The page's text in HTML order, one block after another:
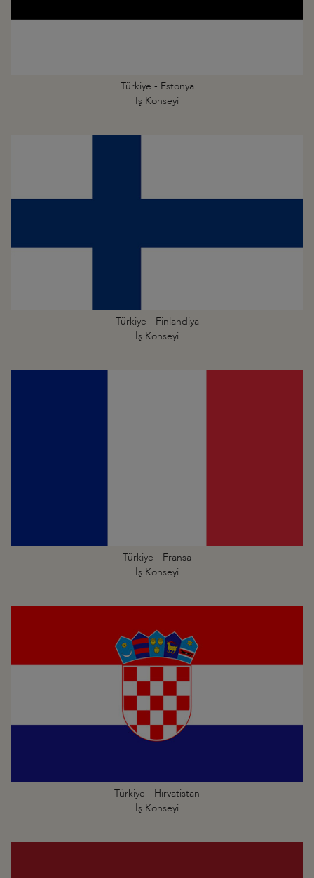
Türkiye - Estonya
İş Konseyi
Türkiye - Finlandiya
İş Konseyi
Türkiye - Fransa
İş Konseyi
Türkiye - Hırvatistan
İş Konseyi